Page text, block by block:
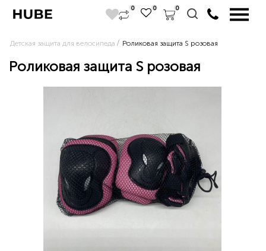
0 0 0
Детская защита для велосипеда Роликовая защита S розовая
Роликовая защита S розовая